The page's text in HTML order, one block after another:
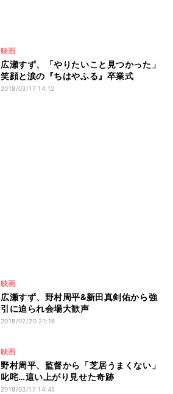
映画
広瀬すず、「やりたいこと見つかった」
笑顔と涙の『ちはやふる』卒業式
2018/03/17 14:12
映画
広瀬すず、野村周平&新田真剣佑から強
引に迫られ会場大歓声
2018/02/20 21:16
映画
野村周平、監督から「芝居うまくない」
叱咤…這い上がり見せた奇跡
2018/03/17 14:45